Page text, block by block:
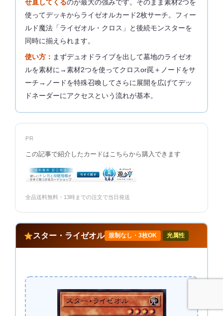
せ直してくるのが最大の強みです。そのまま素材2つを
使ってデッキからライゼオルカード2枚サーチ。フィー
ルド魔法「ライゼオル・クロス」と後続モンスターを
同時に揃えられます。
使い方： まずデュオドライブを出して墓地のライゼオ
ルを素材に→素材2つを使ってクロスor罠＋ノードをサ
ーチ→ノードを特殊召喚してさらに展開を広げてデッ
ドネーダーにアクセスという流れが基本。
PR
この記事で紹介したカードはこちらから購入できます
全品送料無料・13時までの注文で当日発送
スター・ライゼオル 規制なし・3枚OK 光属性